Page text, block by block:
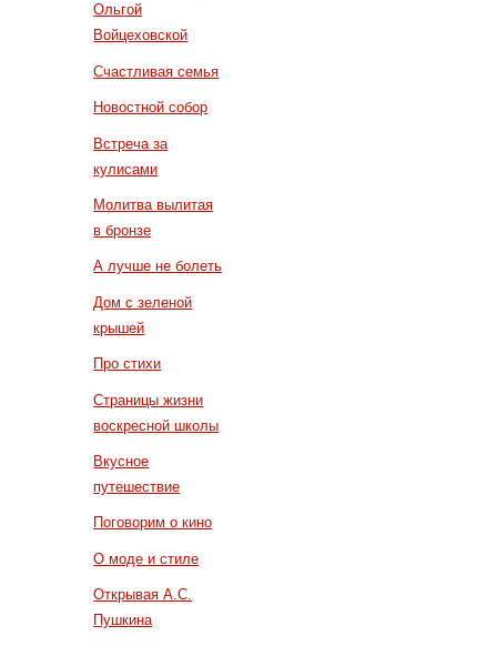
Ольгой
Войцеховской
Счастливая семья
Новостной собор
Встреча за
кулисами
Молитва вылитая
в бронзе
А лучше не болеть
Дом с зеленой
крышей
Про стихи
Страницы жизни
воскресной школы
Вкусное
путешествие
Поговорим о кино
О моде и стиле
Открывая А.С.
Пушкина